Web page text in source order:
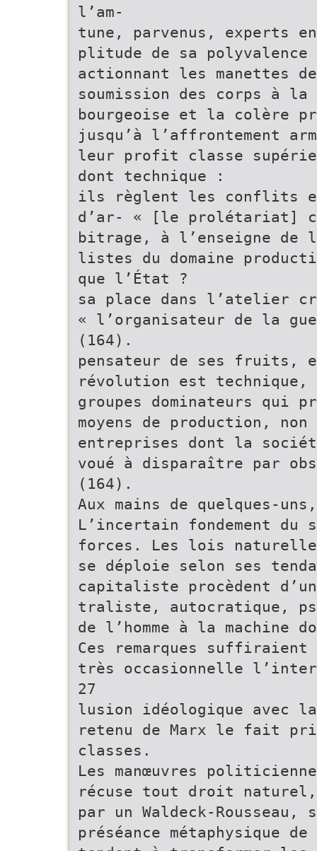
l’am-
tune, parvenus, experts en
plitude de sa
actionnant les manettes
soumission des corps à la
bourgeoise et la colère
jusqu’à l’affrontement
leur profit classe
dont technique :
ils règlent les conflits
d’ar- « [le prolétariat]
bitrage, à l’enseigne de
listes du domaine
que l’État ?
sa place dans l’atelier
« l’organisateur de la
(164).
pensateur de ses fruits,
révolution est
groupes dominateurs qui
moyens de production,
entreprises dont la
voué à disparaître par
(164).
Aux mains de quelques-
L’incertain fondement
forces. Les lois
se déploie selon ses
capitaliste procèdent
traliste, autocratique,
de l’homme à la machine
Ces remarques
très occasionnelle
27
lusion idéologique avec
retenu de Marx le fait
classes.
Les manœuvres
récuse tout droit
par un Waldeck-
préséance métaphysique